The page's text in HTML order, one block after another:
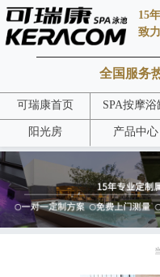
15
致
全国服务
可瑞康首页 SPA按摩浴
阳光房 产品中心